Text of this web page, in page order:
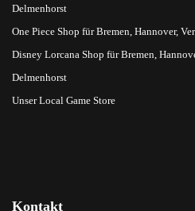
Delmenhorst
One Piece Shop für Bremen, Hannover,
Disney Lorcana Shop für Bremen,
Delmenhorst
Unser Local Game Store
Kontakt